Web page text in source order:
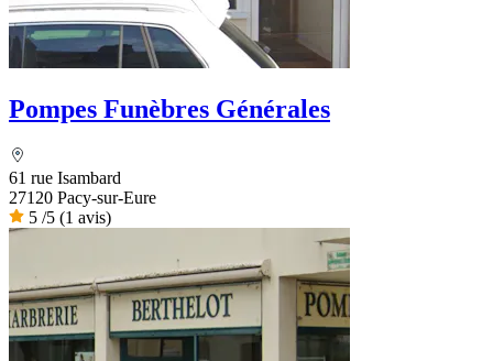
Pompes Funèbres Générales
61 rue Isambard
27120 Pacy-sur-Eure
5 /5 (1 avis)